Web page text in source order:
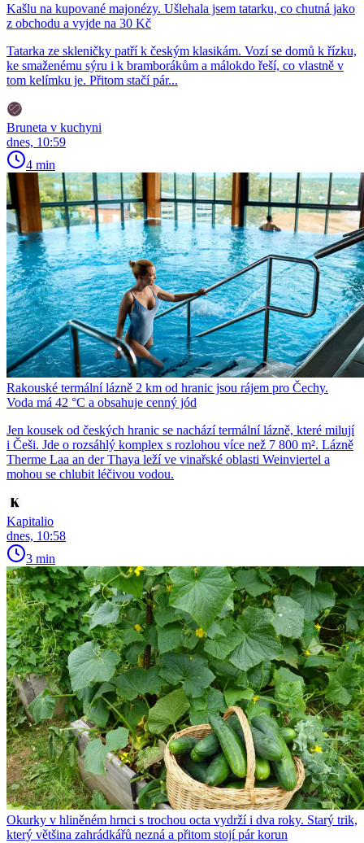
Kašlu na kupované majonézy. Ušlehala jsem tatarku, co chutná jako
z obchodu a vyjde na 30 Kč
Tatarka ze skleničky patří k českým klasikám. Vozí se domů k řízku,
ke smaženému sýru i k bramborákům a málokdo řeší, co vlastně v
tom kelímku je. Přitom stačí pár...
Bruneta v kuchyni
dnes, 10:59
4 min
Rakouské termální lázně 2 km od hranic jsou rájem pro Čechy.
Voda má 42 °C a obsahuje cenný jód
Jen kousek od českých hranic se nachází termální lázně, které milují
i Češi. Jde o rozsáhlý komplex s rozlohou více než 7 800 m². Lázně
Therme Laa an der Thaya leží ve vinařské oblasti Weinviertel a
mohou se chlubit léčivou vodou.
Kapitalio
dnes, 10:58
3 min
Okurky v hliněném hrnci s trochou octa vydrží i dva roky. Starý trik,
který většina zahrádkářů nezná a přitom stojí pár korun